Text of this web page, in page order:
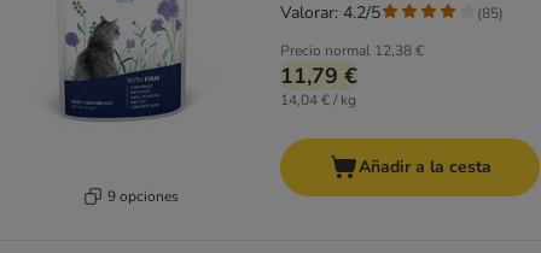
9 opciones
Precio normal 12,38 €
11,79 €
14,04 € / kg
Valorar: 4.2/5 (85)
Añadir a la cesta